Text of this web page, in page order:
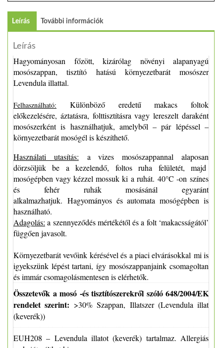
Leírás További információk
Leírás
Hagyományosan főzött, kizárólag növényi alapanyagú
mosószappan, tisztító hatású környezetbarát mosószer
Levendula illattal.
Felhasználható:
Különböző eredetű makacs foltok
előkezelésére, áztatásra, folttisztításra vagy lereszelt daraként
mosószerként is használhatjuk, amelyből – pár lépéssel –
környezetbarát mosógél is készíthető.
Használati utasítás: a vizes mosószappannal alaposan
dörzsöljük be a kezelendő, foltos ruha felületét, majd
mosógépben vagy kézzel mossuk ki a ruhát. 40°C -on színes
és fehér ruhák mosásánál egyaránt
alkalmazhatjuk. Hagyományos és automata mosógépben is
használható.
Adagolás: a szennyeződés mértékétől és a folt ‘makacsságától’
függően javasolt.
Környezetbarát vevőink kérésével és a piaci elvárásokkal mi is
igyekszünk lépést tartani, így mosószappanjaink csomagoltan
és immár csomagolásmentesen is elérhetők.
Összetevők a mosó -és tisztítószerekről szóló 648/2004/EK
rendelet szerint: >30% Szappan, Illatszer (Levendula illat
(keverék))
EUH208 – Levendula illatot (keverék) tartalmaz. Allergiás